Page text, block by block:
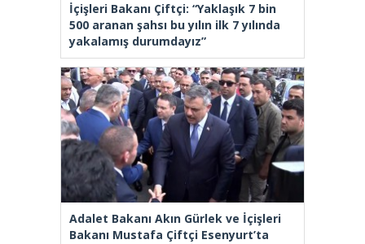
İçişleri Bakanı Çiftçi: “Yaklaşık 7 bin
500 aranan şahsı bu yılın ilk 7 yılında
yakalamış durumdayız”
Adalet Bakanı Akın Gürlek ve İçişleri
Bakanı Mustafa Çiftçi Esenyurt’ta